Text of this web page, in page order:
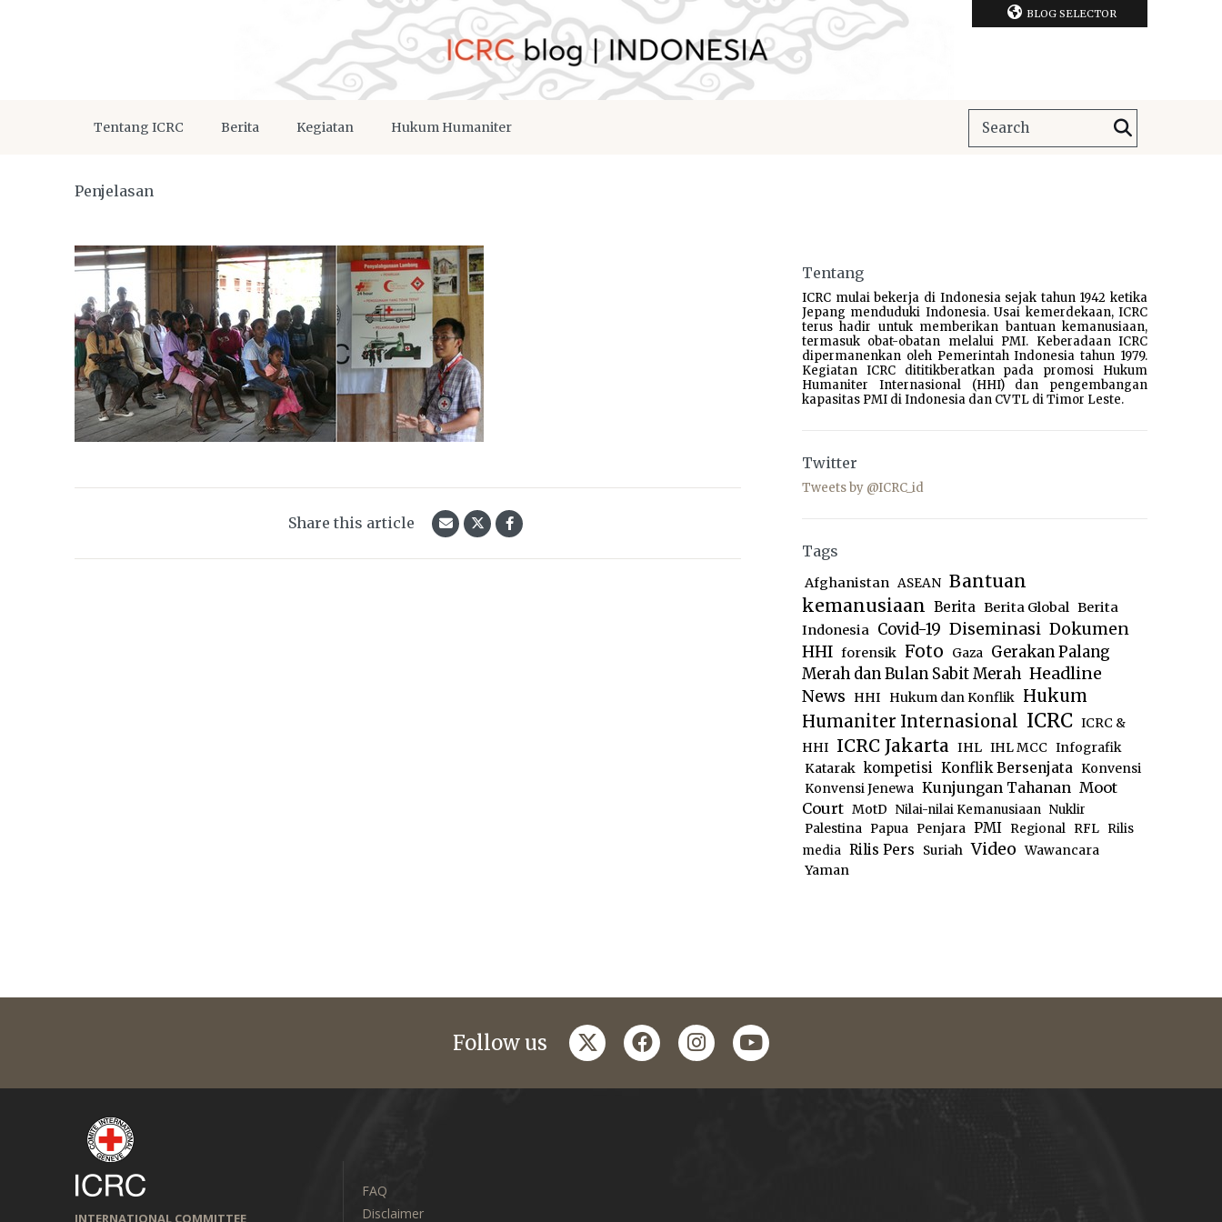
BLOG SELECTOR
Tentang ICRC Berita Kegiatan Hukum Humaniter
Penjelasan
Share this article
Tentang
ICRC mulai bekerja di Indonesia sejak tahun 1942 ketika
Jepang menduduki Indonesia. Usai kemerdekaan, ICRC
terus hadir untuk memberikan bantuan kemanusiaan,
termasuk obat-obatan melalui PMI. Keberadaan ICRC
dipermanenkan oleh Pemerintah Indonesia tahun 1979.
Kegiatan ICRC dititikberatkan pada promosi Hukum
Humaniter Internasional (HHI) dan pengembangan
kapasitas PMI di Indonesia dan CVTL di Timor Leste.
Twitter
Tweets by @ICRC_id
Tags
Afghanistan ASEAN Bantuan
kemanusiaan Berita Berita Global Berita
Indonesia Covid-19 Diseminasi Dokumen
HHI forensik Foto Gaza Gerakan Palang
Merah dan Bulan Sabit Merah Headline
News
HHI Hukum dan Konflik Hukum
Humaniter Internasional ICRC ICRC &
HHI ICRC Jakarta IHL IHL MCC Infografik
Katarak kompetisi Konflik Bersenjata Konvensi
Konvensi Jenewa Kunjungan Tahanan Moot
Court MotD Nilai-nilai Kemanusiaan Nuklir
Palestina
Papua Penjara PMI Regional RFL
Rilis
media Rilis Pers Suriah Video Wawancara
Yaman
Follow us twitterfacebookinstagram
youtube
INTERNATIONAL COMMITTEE
FAQ
Disclaimer